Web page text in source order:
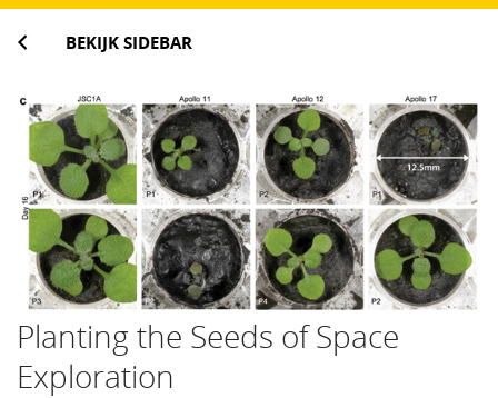
BEKIJK SIDEBAR
Planting the Seeds of Space
Exploration